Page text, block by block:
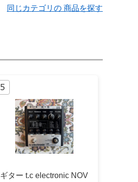
同じカテゴリの 商品を探す
ギター t.c electronic NOV